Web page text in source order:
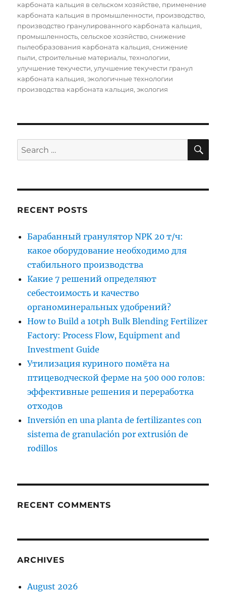
карбоната кальция в сельском хозяйстве, применение
карбоната кальция в промышленности, производство,
производство гранулированного карбоната кальция,
промышленность,сельское хозяйство,снижение
пылеобразования карбоната кальция,снижение
пыли,строительные материалы,технологии,
улучшение текучести,улучшение текучести гранул
карбоната кальция,экологичные технологии
производства карбоната кальция,экология
Search
for:
RECENT POSTS
Барабанный гранулятор NPK 20 т/ч:
какое оборудование необходимо для
стабильного производства
Какие 7 решений определяют
себестоимость и качество
органоминеральных удобрений?
How to Build a 10tph Bulk Blending Fertilizer
Factory: Process Flow, Equipment and
Investment Guide
Утилизация куриного помёта на
птицеводческой ферме на 500 000 голов:
эффективные решения и переработка
отходов
Inversión en una planta de fertilizantes con
sistema de granulación por extrusión de
rodillos
RECENT COMMENTS
ARCHIVES
August 2026